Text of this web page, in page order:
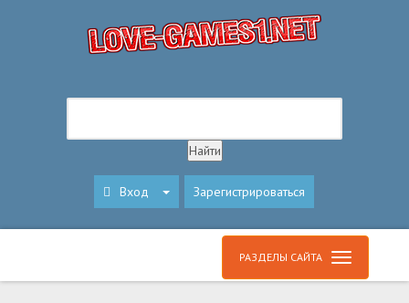
Вход Зарегистрироваться
РАЗДЕЛЫ САЙТА